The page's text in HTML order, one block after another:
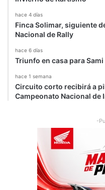
hace 4 días
Finca Solimar, siguiente
Nacional de Rally
hace 6 días
Triunfo en casa para Sami
hace 1 semana
Circuito corto recibirá a
Campeonato Nacional de
-